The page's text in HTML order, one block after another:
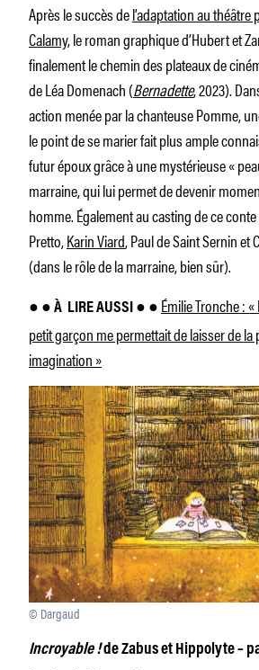
Après le succès del’adaptation au
Calamy, le roman graphique d’Hubert et
finalement le chemin des plateaux de
de Léa Domenach (Bernadette, 2023).
action menée par la chanteuse Pomme,
le point de se marier fait plus ample
futur époux grâce à une mystérieuse «
marraine, qui lui permet de devenir
homme. Également au casting de ce
Pretto,Karin Viard, Paul de Saint Sernin et
(dans le rôle de la marraine, bien sûr).
● ● À LIRE AUSSI ● ● Émilie Tronche :
petit garçon me permettait de laisser de la
imagination »
© Dargaud
Incroyable !de Zabus et Hippolyte –